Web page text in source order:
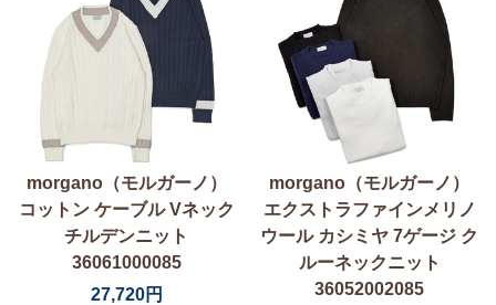
morgano（モルガーノ）
コットン ケーブル Vネック
チルデンニット
36061000085
27,720円
morgano（モルガーノ）
エクストラファインメリノ
ウール カシミヤ 7ゲージ ク
ルーネックニット
36052002085